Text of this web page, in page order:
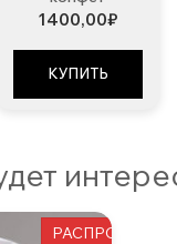
1400,00₽
КУПИТЬ
РАСПРОДАЖА!